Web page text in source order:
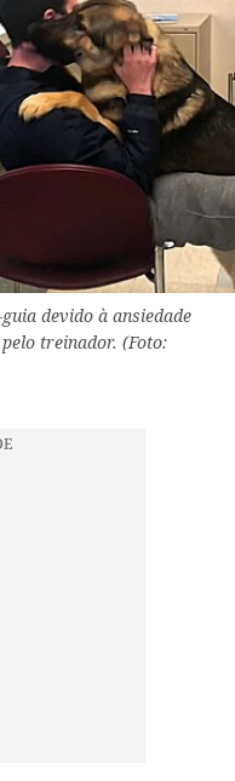
devido à ansiedade
treinador. (Foto: